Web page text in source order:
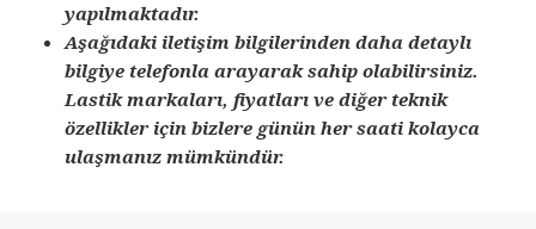
yapılmaktadır.
Aşağıdaki iletişim bilgilerinden daha detaylı
bilgiye telefonla arayarak sahip olabilirsiniz.
Lastik markaları, fiyatları ve diğer teknik
özellikler için bizlere günün her saati kolayca
ulaşmanız mümkündür.